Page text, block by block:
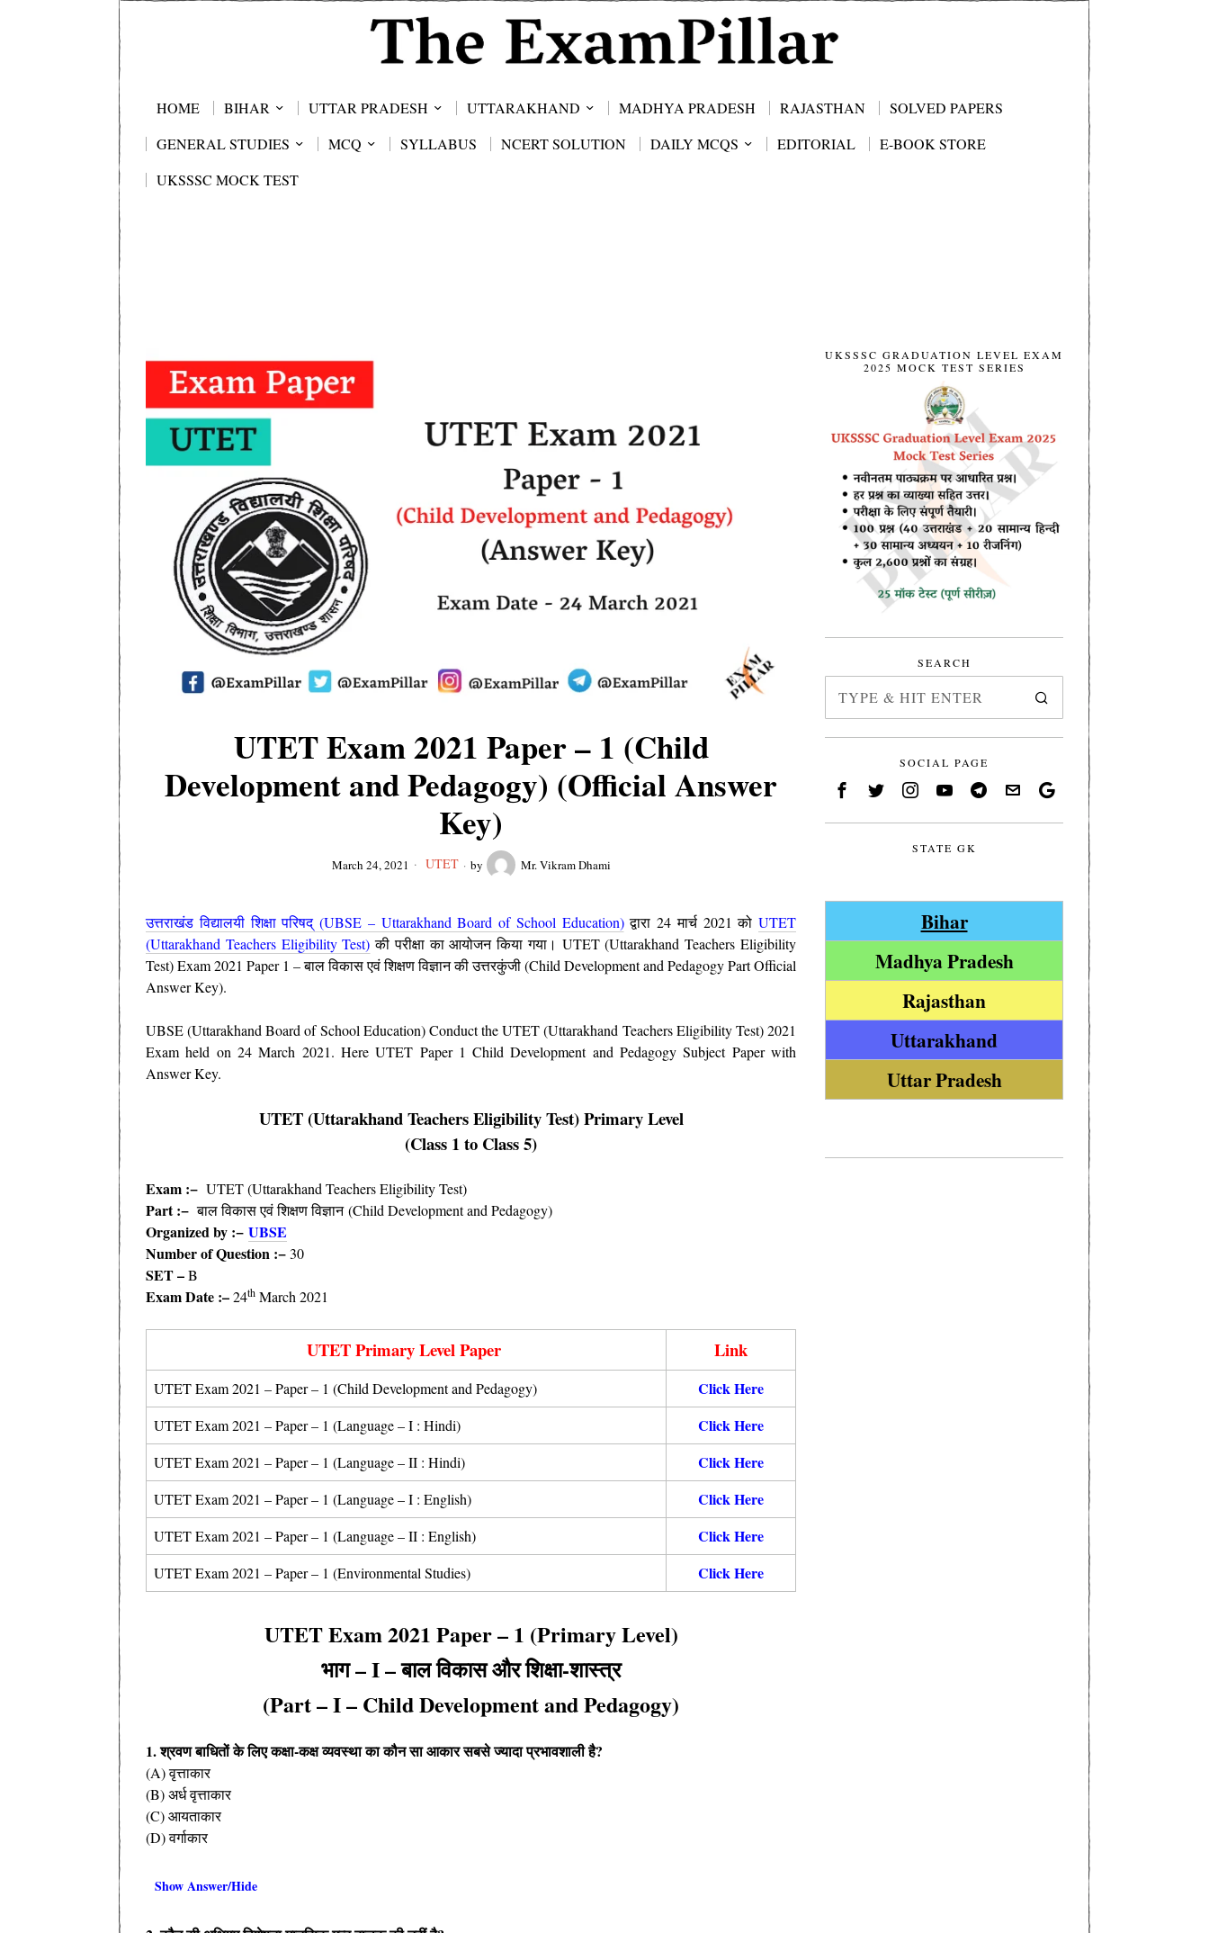
HOME BIHAR UTTAR PRADESH UTTARAKHAND MADHYA PRADESH RAJASTHAN
SOLVED PAPERS
GENERAL STUDIES
MCQ SYLLABUS NCERT SOLUTION DAILY MCQS EDITORIAL
E-BOOK STORE
UKSSSC MOCK TEST
UTET Exam 2021 Paper – 1 (Child
Development and Pedagogy) (Official Answer
Key)
March 24, 2021 UTET by Mr. Vikram Dhami
उत्तराखंड विद्यालयी शिक्षा परिषद् (UBSE – Uttarakhand Board of School Education) द्वारा 24 मार्च 2021 को UTET
(Uttarakhand Teachers Eligibility Test) की परीक्षा का आयोजन किया गया। UTET (Uttarakhand Teachers Eligibility
Test) Exam 2021 Paper 1 – बाल विकास एवं शिक्षण विज्ञान की उत्तरकुंजी (Child Development and Pedagogy Part Official
Answer Key).
UBSE (Uttarakhand Board of School Education) Conduct the UTET (Uttarakhand Teachers Eligibility Test) 2021
Exam held on 24 March 2021. Here UTET Paper 1 Child Development and Pedagogy Subject Paper with
Answer Key.
UTET (Uttarakhand Teachers Eligibility Test) Primary Level
(Class 1 to Class 5)
Exam :− UTET (Uttarakhand Teachers Eligibility Test)
Part :− बाल विकास एवं शिक्षण विज्ञान (Child Development and Pedagogy)
Organizedby :− UBSE
Number of Question :−30
SET –B
Exam Date :–24th March 2021
UTET Primary Level Paper Link
UTET Exam 2021 – Paper – 1 (Child Development and Pedagogy) Click Here
UTET Exam 2021 – Paper – 1 (Language – I : Hindi) Click Here
UTET Exam 2021 – Paper – 1 (Language – II : Hindi) Click Here
UTET Exam 2021 – Paper – 1 (Language – I : English) Click Here
UTET Exam 2021 – Paper – 1 (Language – II : English) Click Here
UTET Exam 2021 – Paper – 1 (Environmental Studies) Click Here
UTET Exam 2021 Paper – 1 (Primary Level)
भाग – I – बाल विकास और शिक्षा-शास्त्र
(Part – I – Child Development and Pedagogy)
1. श्रवण बाधितों के लिए कक्षा-कक्ष व्यवस्था का कौन सा आकार सबसे ज्यादा प्रभावशाली है?
(A) वृत्ताकार
(B) अर्ध वृत्ताकार
(C) आयताकार
(D) वर्गाकार
Show Answer/Hide
UKSSSC GRADUATION LEVEL EXAM
2025 MOCK TEST SERIES
SEARCH
SOCIAL PAGE
STATE GK
Bihar
Madhya Pradesh
Rajasthan
Uttarakhand
Uttar Pradesh